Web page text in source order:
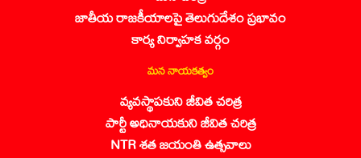
జాతీయ రాజకీయాలపై తెలుగుదేశం ప్రభావం
కార్య నిర్వాహక వర్గం
మన నాయకత్వం
వ్యవస్థాపకుని జీవిత చరిత్ర
పార్టీ అధినాయకుని జీవిత చరిత్ర
NTR శత జయంతి ఉత్సవాలు